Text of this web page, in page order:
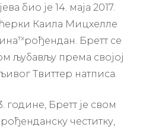
био је 14. маја 2017.
ћерки Каила Мицхелле
тхрођендан. Бретт се
љубављу према својој
Твиттер натписа.
године, Бретт је свом
честитку,